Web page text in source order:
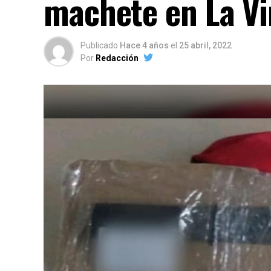
machete en La
Publicado Hace 4 años el 25 abril, 2022
Por Redacción